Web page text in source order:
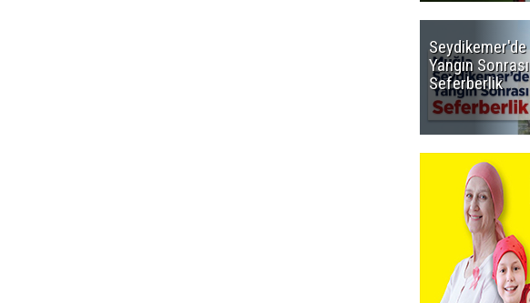
Seydikemer'de
Yangın Sonrası
Seferberlik